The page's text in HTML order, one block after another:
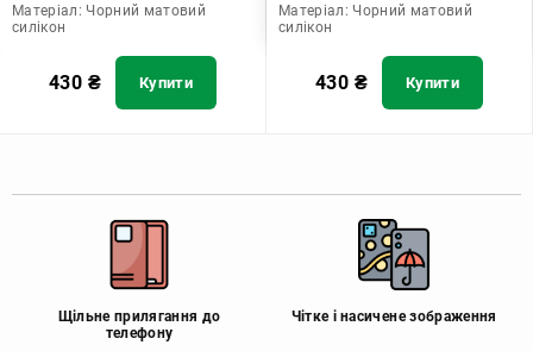
Матеріал: Чорний матовий
силікон
430 ₴ Купити
Матеріал: Чорний матовий
силікон
430 ₴ Купити
Щільне прилягання до
телефону
Чітке і насичене зображення